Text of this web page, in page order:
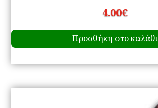
4.00€
Προσθήκη στο καλάθι